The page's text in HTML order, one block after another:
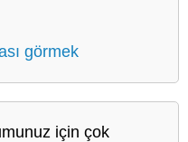
görmek
için çok